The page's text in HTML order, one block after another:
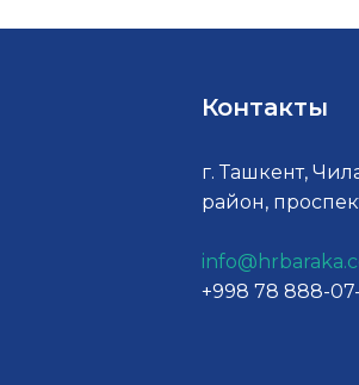
Контакты
г. Ташкент,
район,
+998 78 888-